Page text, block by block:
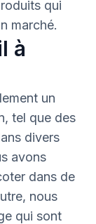
qui
marché.
à
un
tel que des
divers
avons
dans de
nous
qui sont